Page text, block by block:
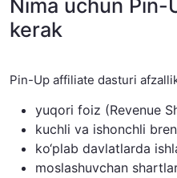
Nima uchun Pin-
kerak
Pin-Up affiliate dasturi
yuqori foiz (Revenue
kuchli va ishonchli
ko‘plab davlatlarda
moslashuvchan